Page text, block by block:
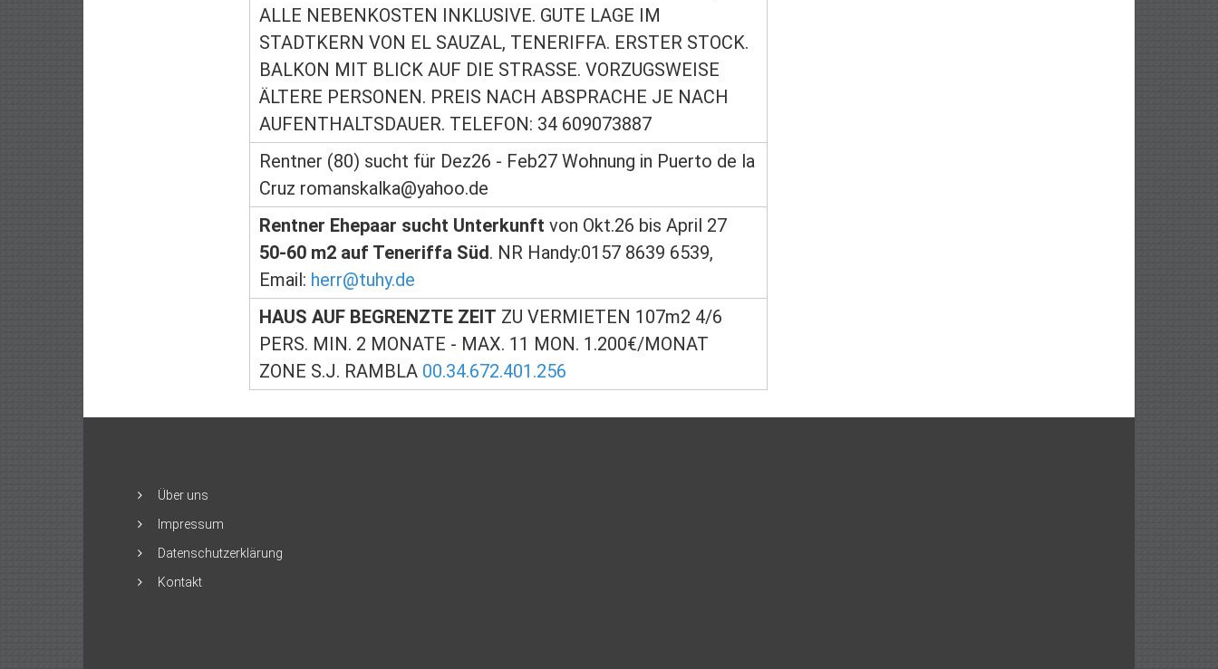
ALLE NEBENKOSTEN INKLUSIVE. GUTE LAGE IM
STADTKERN VON EL SAUZAL, TENERIFFA. ERSTER STOCK.
BALKON MIT BLICK AUF DIE STRASSE. VORZUGSWEISE
ÄLTERE PERSONEN. PREIS NACH ABSPRACHE JE NACH
AUFENTHALTSDAUER. TELEFON: 34 609073887
Rentner (80) sucht für Dez26 - Feb27 Wohnung in Puerto de la
Cruz romanskalka@yahoo.de
Rentner Ehepaar sucht Unterkunft von Okt.26 bis April 27
50-60 m2 auf Teneriffa Süd. NR Handy:0157 8639 6539,
Email: herr@tuhy.de
HAUS AUF BEGRENZTE ZEIT ZU VERMIETEN 107m2 4/6
PERS. MIN. 2 MONATE - MAX. 11 MON. 1.200€/MONAT
ZONE S.J. RAMBLA 00.34.672.401.256
Über uns
Impressum
Datenschutzerklärung
Kontakt